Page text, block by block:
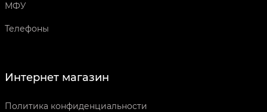
МФУ
Телефоны
Интернет магазин
Политика конфиденциальности